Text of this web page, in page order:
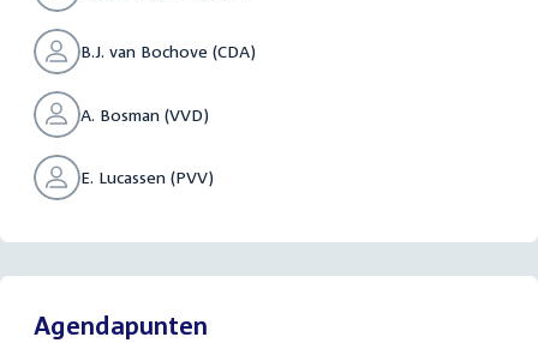
B.J. van Bochove (CDA)
A. Bosman (VVD)
E. Lucassen (PVV)
Agendapunten